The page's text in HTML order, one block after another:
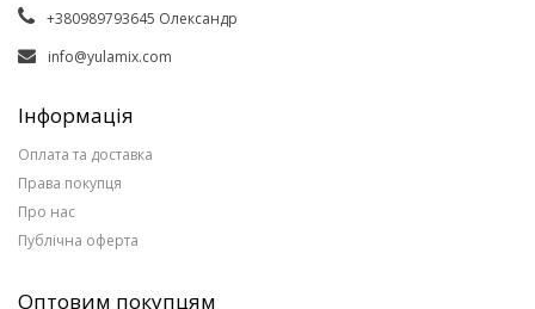
+380989793645 Олександр
info@yulamix.com
Інформація
Оплата та доставка
Права покупця
Про нас
Публічна оферта
Оптовим покупцям